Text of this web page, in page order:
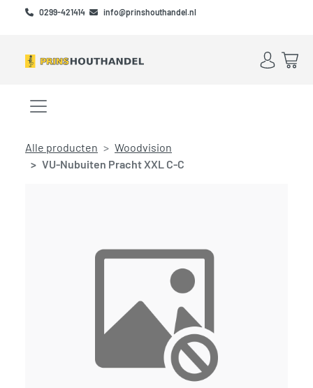
Skip to main content
Skip to footer
0299-421414 info@prinshouthandel.nl
Account
Menu openen/sluiten
Alle producten
Woodvision
VU-Nubuiten Pracht XXL C-C